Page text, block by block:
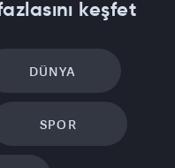
keşfet
DÜNYA
SPOR